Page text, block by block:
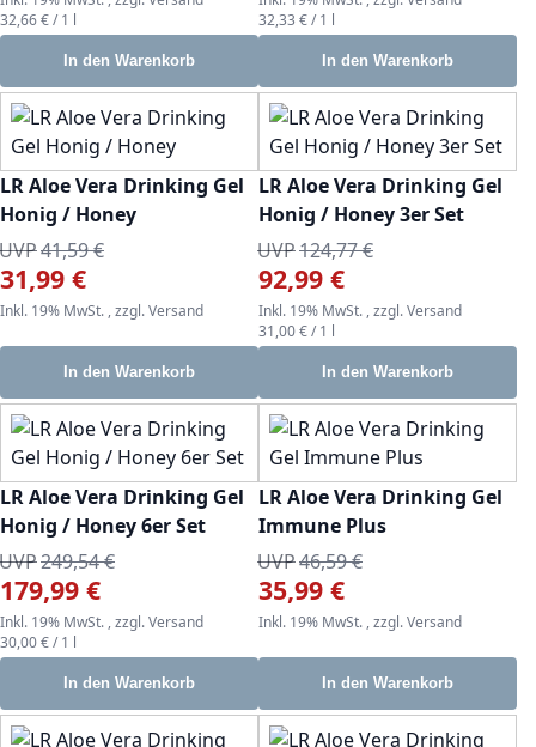
32,66 €/ 1 l
In den Warenkorb
32,33 €/ 1 l
In den Warenkorb
LR Aloe Vera Drinking Gel
Honig / Honey
UVP41,59 €
Sonderangebot
31,99 €
Inkl. 19% MwSt. ,zzgl.Versand
In den Warenkorb
LR Aloe Vera Drinking Gel
Honig / Honey 3er Set
UVP124,77 €
Sonderangebot
92,99 €
Inkl. 19% MwSt. ,zzgl.Versand
31,00 €/ 1 l
In den Warenkorb
LR Aloe Vera Drinking Gel
Honig / Honey 6er Set
UVP249,54 €
Sonderangebot
179,99 €
Inkl. 19% MwSt. ,zzgl.Versand
30,00 €/ 1 l
In den Warenkorb
LR Aloe Vera Drinking Gel
Immune Plus
UVP46,59 €
Sonderangebot
35,99 €
Inkl. 19% MwSt. ,zzgl.Versand
In den Warenkorb